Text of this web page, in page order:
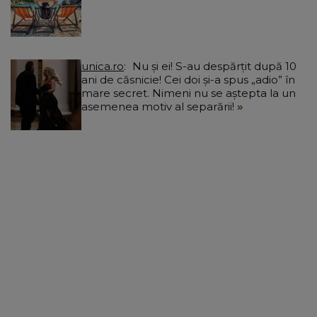
unica.ro
ani de căsnicie! Cei doi și-a spus „adio” în
mare secret. Nimeni nu se aștepta la un
asemenea motiv al separării!